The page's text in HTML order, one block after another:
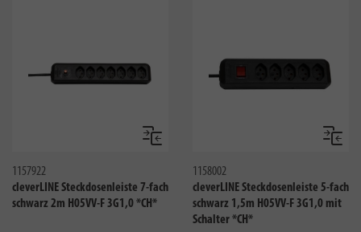
Vergleichen
1157922
cleverLINE Steckdosenleiste 7-fach
schwarz 2m H05VV-F 3G1,0 *CH*
1158002
cleverLINE Steckdosenleiste 5-fach
schwarz 1,5m H05VV-F 3G1,0 mit
Schalter *CH*